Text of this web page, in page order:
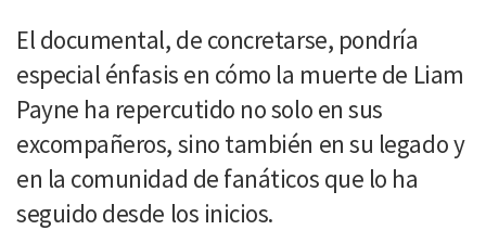
El documental, de concretarse, pondría
especial énfasis en cómo la muerte de Liam
Payne ha repercutido no solo en sus
excompañeros, sino también en su legado y
en la comunidad de fanáticos que lo ha
seguido desde los inicios.